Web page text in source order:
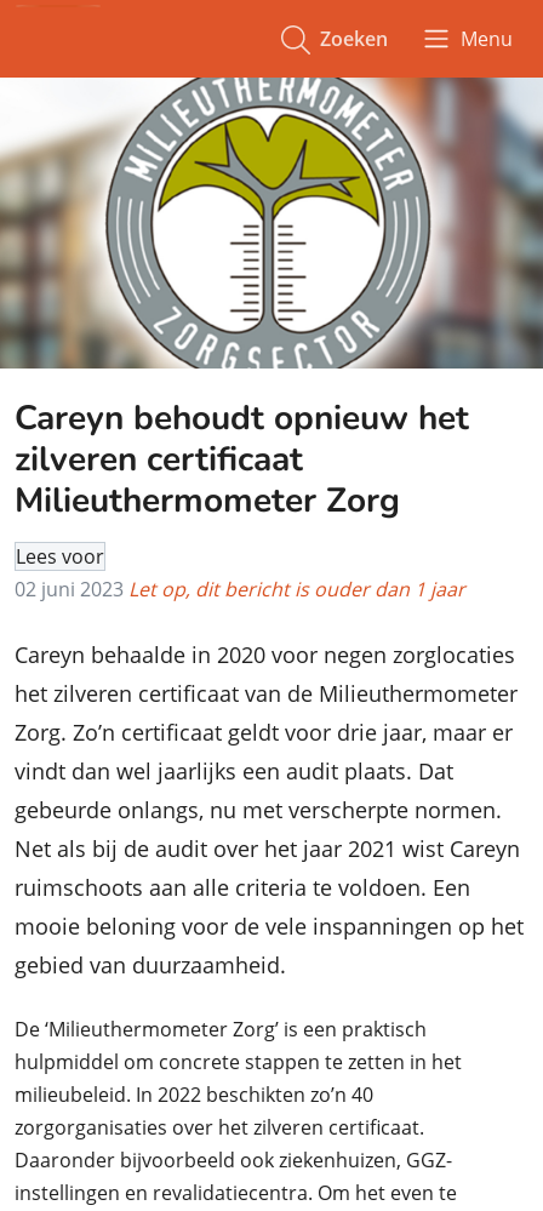
Zoeken Menu
Careyn behoudt opnieuw het
zilveren certificaat
Milieuthermometer Zorg
Lees voor
02 juni 2023 Let op, dit bericht is ouder dan 1 jaar
Careyn behaalde in 2020 voor negen zorglocaties
het zilveren certificaat van de Milieuthermometer
Zorg. Zo’n certificaat geldt voor drie jaar, maar er
vindt dan wel jaarlijks een audit plaats. Dat
gebeurde onlangs, nu met verscherpte normen.
Net als bij de audit over het jaar 2021 wist Careyn
ruimschoots aan alle criteria te voldoen. Een
mooie beloning voor de vele inspanningen op het
gebied van duurzaamheid.
De ‘Milieuthermometer Zorg’ is een praktisch
hulpmiddel om concrete stappen te zetten in het
milieubeleid. In 2022 beschikten zo’n 40
zorgorganisaties over het zilveren certificaat.
Daaronder bijvoorbeeld ook ziekenhuizen, GGZ-
instellingen en revalidatiecentra. Om het even te